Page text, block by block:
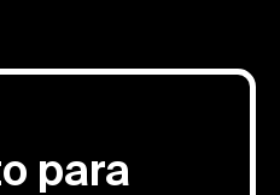
para